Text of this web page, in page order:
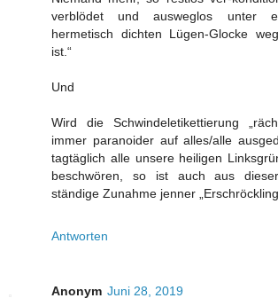
verblödet und ausweglos unter
hermetisch dichten Lügen-Glocke
ist.“
Und
Wird die Schwindeletikettierung
immer paranoider auf alles/alle
tagtäglich alle unsere heiligen
beschwören, so ist auch aus
ständige Zunahme jenner
Antworten
Anonym Juni 28, 2019